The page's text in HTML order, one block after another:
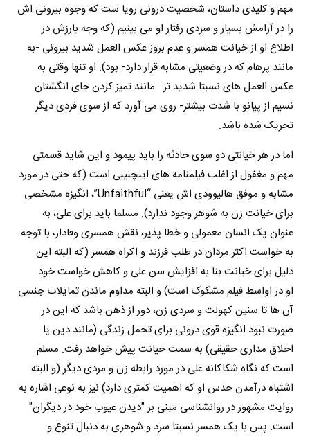
مهم و کلیدی داستان، شخصیت درونی رویا ست که وجوه بیرونی اش
را در آرامش بسیار و سردی رفتار او می بینیم (که وجه بارزش در
اطلاع او از خیانت همسر و عدم بروز عکس العمل شدید بیرونی -به
مانند پرهام که در وضعیتی مشابه قرار دارد- بود). او تنها وقتی به
عکس العمل های نسبتا شدید تر –مانند تمیز کردن جای انگشتان
نسیم از پیانو با شدت بیشتر- روی می آورد که از سوی فردی دیگر
تحریک شده باشد.
اما در هر خیانتی دو سوی حادثه را باید پیمود و این شاید قسمتی
مهم و مغفول از اغلب فیلمنامه های اینچنینی است (که حتی در مورد
مشابه و موفق هالیوودی اش یعنی “Unfaithful”، انگیزه مشخصی
برای خیانت زن به شوهر وجود ندارد). مسلما باید برای علی، به
عنوان یک انسان معمولی و خطا پذیر، نقش همسری وفادار، با توجه
به خواست اکثر مردان در طلب فرزند و اکراه همسر (که البته این
دلیل برای خیانت بنا به افزایش سن علی و کاهش خواست خود
او در اواسط فیلم مشکوک است) و البته مداوم ماندن تمایلات جنسی
آن ها تا سنین کهولت و سردی زن، دور از ذهن باشد که این در
صورت نبود انگیزه قوی درونی برای تحمل زندگی (مانند دین یا
اخلاق مداری حقیقی) به سمت خیانت پیش خواهد رفت. مسلم
است که نگاه شکاکانه علی در مورد رابطه زن و مردی دیگر (و البته
اشتباه درآمدن حدس او که اهمیت کمتری دارد) نیز به نوعی اشاره به
روایت مشهور در روانشناسی مبنی بر "دیدن عیوب خود در دیگران"
است. پس با یک همسر نسبتا سرد و شوهری به دنبال تنوع و